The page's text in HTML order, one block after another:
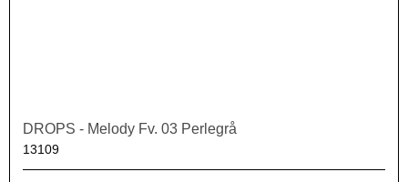
DROPS - Melody Fv. 03 Perlegrå
13109